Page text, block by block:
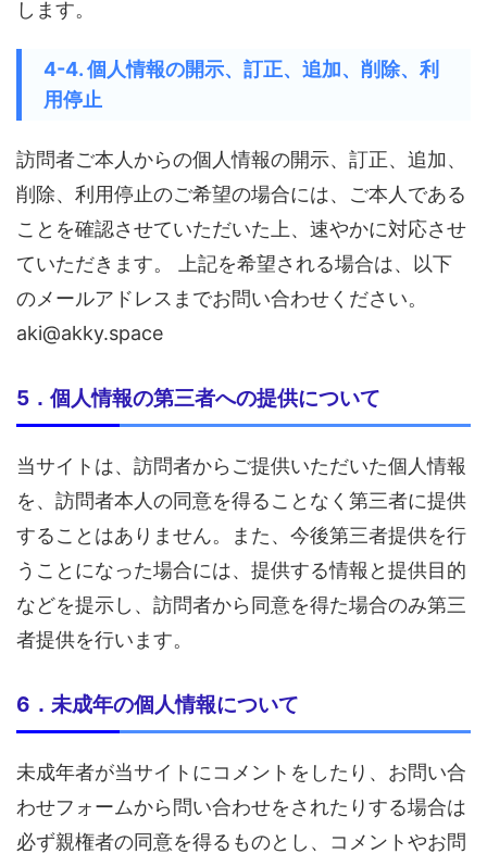
します。
4-4. 個人情報の開示、訂正、追加、削除、利
用停止
訪問者ご本人からの個人情報の開示、訂正、追加、
削除、利用停止のご希望の場合には、ご本人である
ことを確認させていただいた上、速やかに対応させ
ていただきます。 上記を希望される場合は、以下
のメールアドレスまでお問い合わせください。
aki@akky.space
5．個人情報の第三者への提供について
当サイトは、訪問者からご提供いただいた個人情報
を、訪問者本人の同意を得ることなく第三者に提供
することはありません。また、今後第三者提供を行
うことになった場合には、提供する情報と提供目的
などを提示し、訪問者から同意を得た場合のみ第三
者提供を行います。
6．未成年の個人情報について
未成年者が当サイトにコメントをしたり、お問い合
わせフォームから問い合わせをされたりする場合は
必ず親権者の同意を得るものとし、コメントやお問